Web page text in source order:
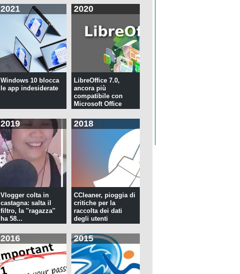
2021
Windows 10 blocca
le app indesiderate
2020
LibreOffice 7.0,
ancora più
compatibile con
Microsoft Office
2019
Vlogger colta in
castagna: salta il
filtro, la ''ragazza''
ha 58...
2018
CCleaner, pioggia di
critiche per la
raccolta dei dati
degli utenti
2016 2015